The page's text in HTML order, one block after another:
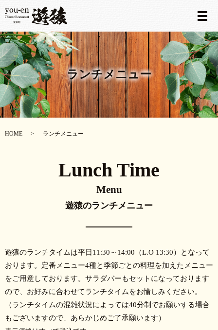
メ
ランチメニュー
HOME ランチメニュー
Lunch Time
Menu
遊猿のランチメニュー
遊猿のランチタイムは平日11:30～14:00（L.O 13:30）となって
おります。定番メニュー4種と季節ごとの料理を加えたメニュー
をご用意しております。サラダバーもセットになっております
ので、お好みに合わせてランチタイムをお愉しみください。
（ランチタイムの混雑状況によっては40分制でお願いする場合
もございますので、あらかじめご了承願います）